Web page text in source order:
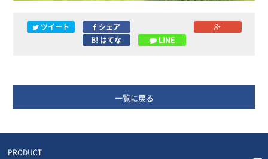
ツイート
シェア
B! はてな
LINE
一覧に戻る
PRODUCT